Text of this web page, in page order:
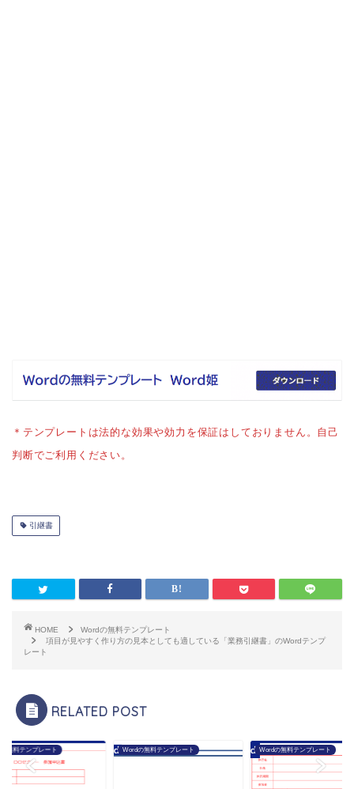
＊テンプレートは法的な効果や効力を保証はしておりません。自己
判断でご利用ください。
引継書
HOME
Wordの無料テンプレート
項目が見やすく作り方の見本としても適している「業務引継書」のWordテンプ
レート
RELATED POST
無料テンプレート Wordの無料テンプレート Wordの無料テンプレート